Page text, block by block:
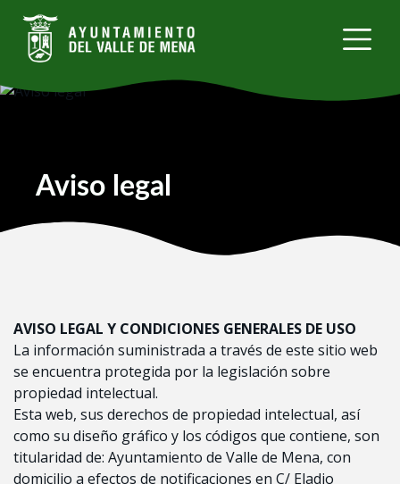
Pasar
contenido
Aviso legal
AVISO LEGAL Y CONDICIONES GENERALES DE USO
La información suministrada a través de este sitio web
se encuentra protegida por la legislación sobre
propiedad intelectual.
Esta web, sus derechos de propiedad intelectual, así
como su diseño gráfico y los códigos que contiene, son
titularidad de: Ayuntamiento de Valle de Mena, con
domicilio a efectos de notificaciones en C/ Eladio